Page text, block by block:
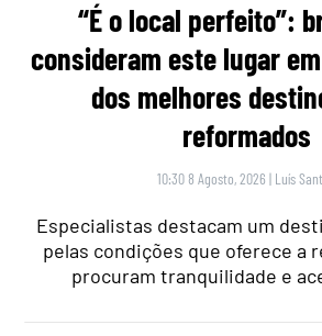
“É o local perfeito”:
consideram este lugar
dos melhores
reformados
10:30 8 Agosto, 2026 | Luís
Especialistas destacam um
pelas condições que oferece a
procuram tranquilidade e